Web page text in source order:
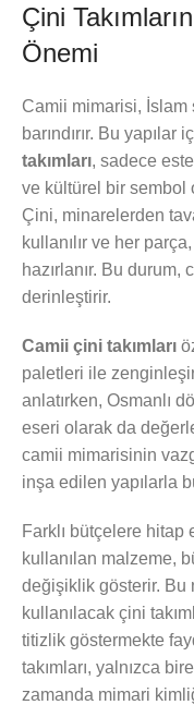
Çini
Önemi
Camii mimarisi, İslam
barındırır. Bu yapılar
takımları, sadece
ve kültürel bir sembol
Çini, minarelerden
kullanılır ve her
hazırlanır. Bu
derinleştirir.
Camii çini takımları
paletleri ile
anlatırken, Osmanlı
eseri olarak da
camii mimarisinin
inşa edilen yapılarla
Farklı bütçelere hitap
kullanılan malzeme,
değişiklik gösterir. Bu
kullanılacak çini
titizlik göstermekte
takımları, yalnızca
zamanda mimari